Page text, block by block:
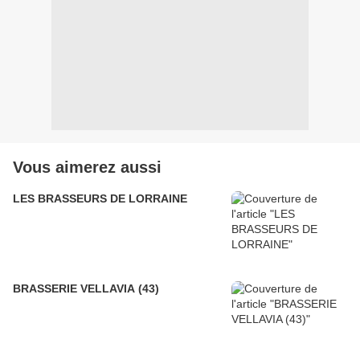
Vous aimerez aussi
LES BRASSEURS DE LORRAINE
BRASSERIE VELLAVIA (43)